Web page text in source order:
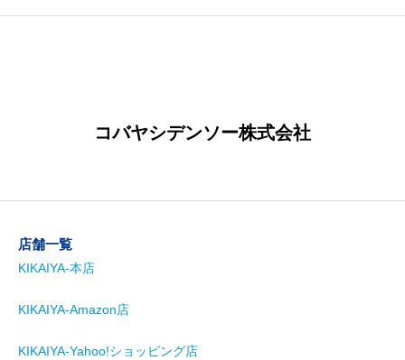
コバヤシデンソー株式会社
店舗一覧
KIKAIYA-本店
KIKAIYA-Amazon店
KIKAIYA-Yahoo!ショッピング店